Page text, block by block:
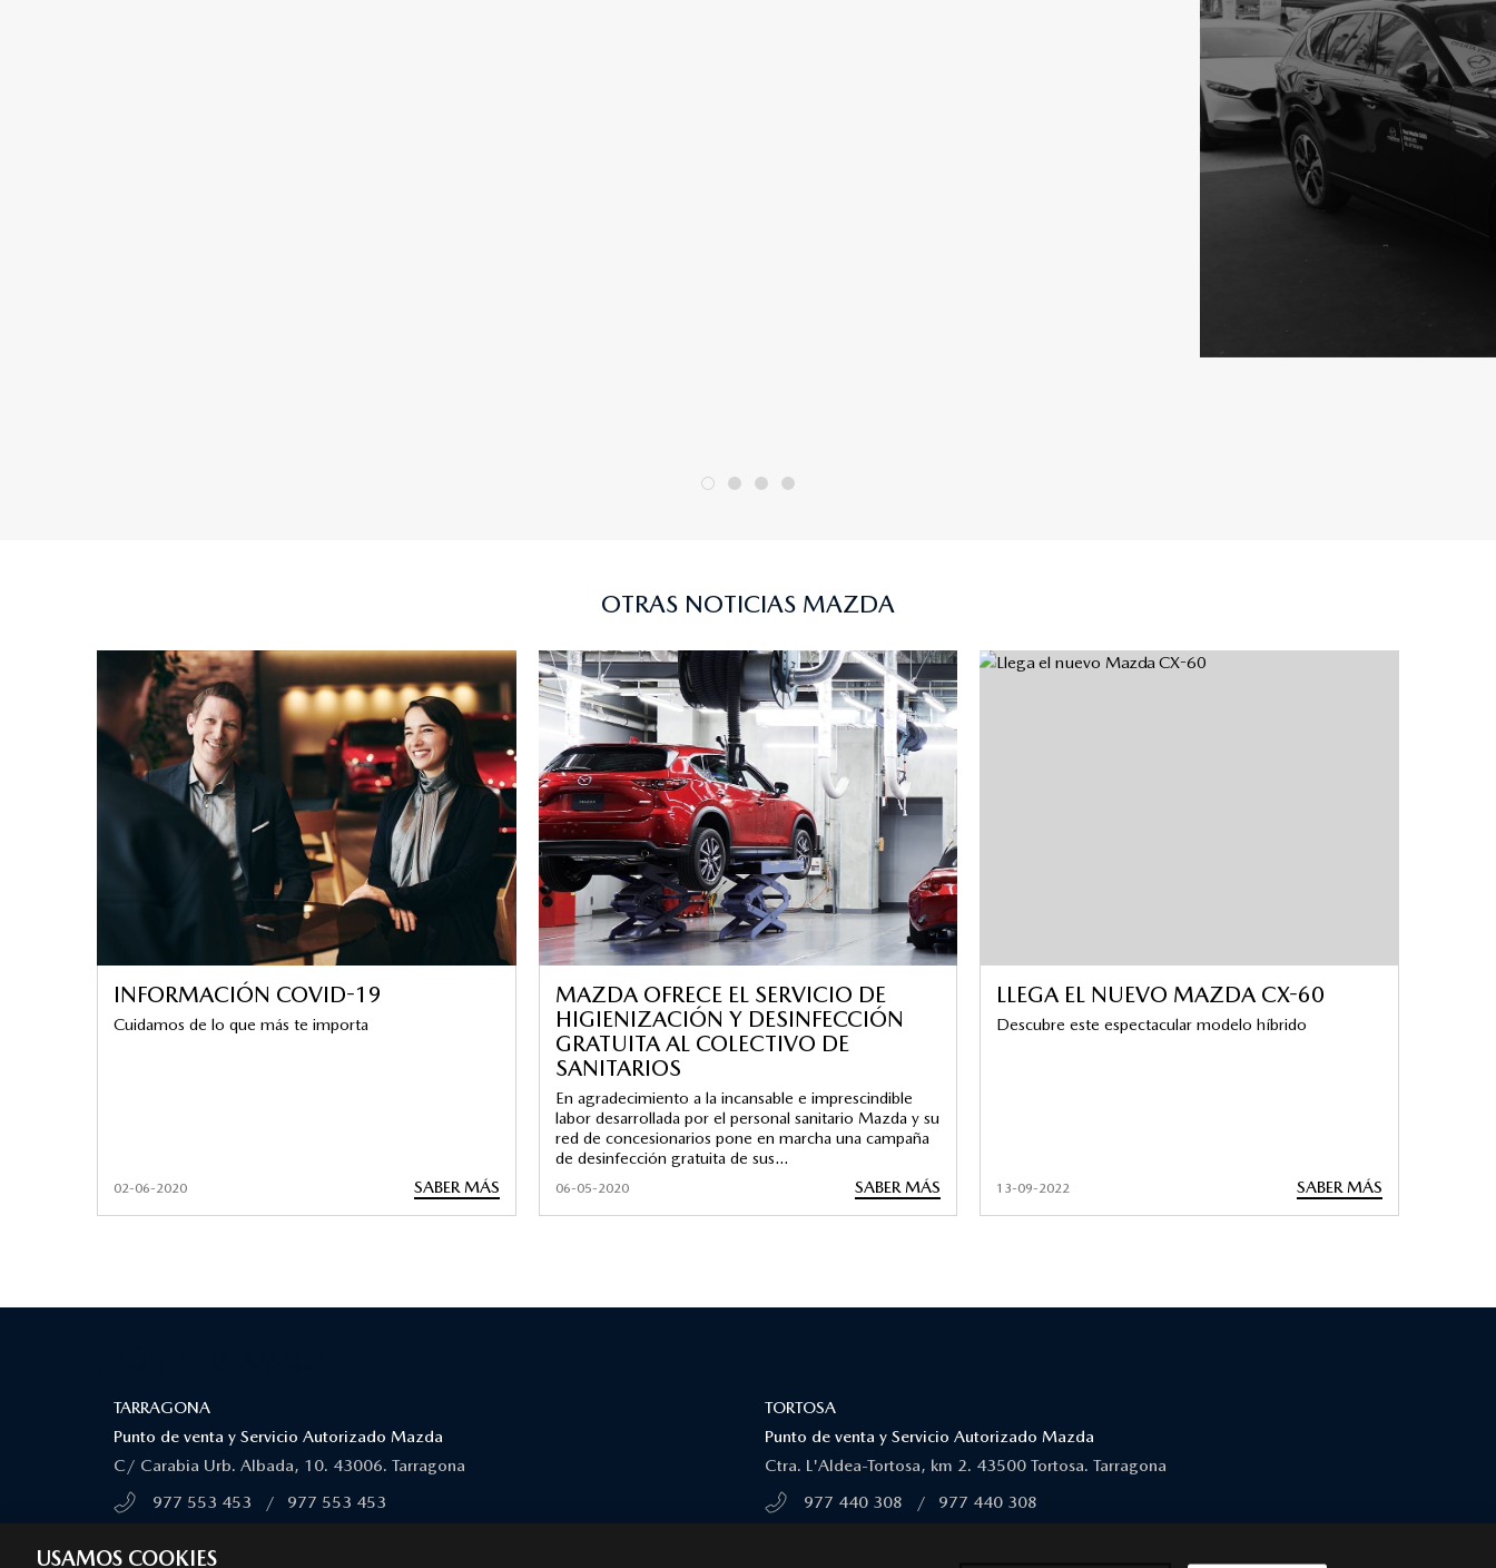
OTRAS NOTICIAS MAZDA
INFORMACIÓN COVID-19
Cuidamos de lo que más te importa
02-06-2020 SABER MÁS
MAZDA OFRECE EL SERVICIO DE
HIGIENIZACIÓN Y DESINFECCIÓN
GRATUITA AL COLECTIVO DE
SANITARIOS
En agradecimiento a la incansable e imprescindible
labor desarrollada por el personal sanitario Mazda y su
red de concesionarios pone en marcha una campaña
de desinfección gratuita de sus...
06-05-2020 SABER MÁS
LLEGA EL NUEVO MAZDA CX-60
Descubre este espectacular modelo híbrido
13-09-2022 SABER MÁS
TARRAGONA
Punto de venta y Servicio Autorizado Mazda
C/ Carabia Urb. Albada, 10. 43006. Tarragona
977 553 453
/
977 553 453
TORTOSA
Punto de venta y Servicio Autorizado Mazda
Ctra. L'Aldea-Tortosa, km 2. 43500 Tortosa. Tarragona
977 440 308
/
977 440 308
USAMOS COOKIES